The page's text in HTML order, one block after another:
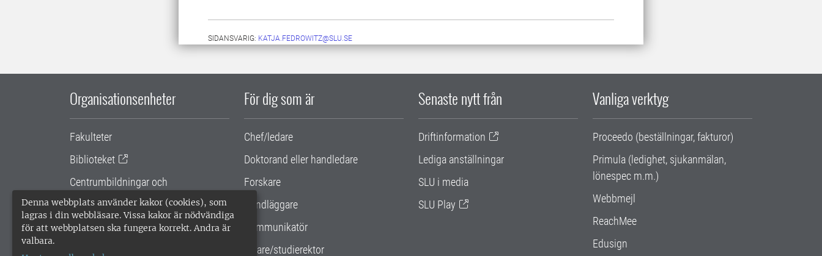
Denna webbplats använder kakor (cookies), som
lagras i din webbläsare. Vissa kakor är nödvändiga
för att webbplatsen ska fungera korrekt. Andra är
valbara.
SIDANSVARIG: KATJA.FEDROWITZ@SLU.SE
Organisationsenheter
Fakulteter
Biblioteket
Centrumbildningar och
samarbetsprojekt
Gemensamma verksamhetsstödet
För dig som är
Chef/ledare
Doktorand eller handledare
Forskare
Handläggare
Kommunikatör
Lärare/studierektor
Senaste nytt från
Driftinformation
Lediga anställningar
SLU i media
SLU Play
Vanliga verktyg
Proceedo (beställningar, fakturor)
Primula (ledighet, sjukanmälan,
lönespec m.m.)
Webbmejl
ReachMee
Edusign